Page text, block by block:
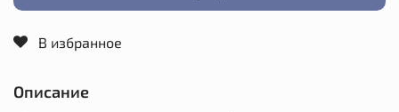
В избранное
Описание